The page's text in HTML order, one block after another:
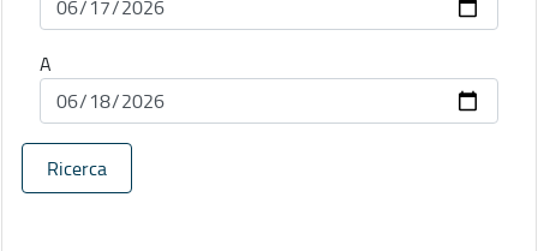
A
Ricerca